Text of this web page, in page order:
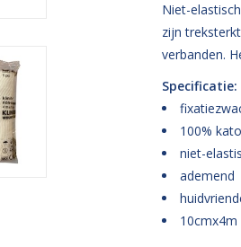
Niet-
zijn
verbanden.
Specificatie:
100%
niet-
ademend
10cmx4m